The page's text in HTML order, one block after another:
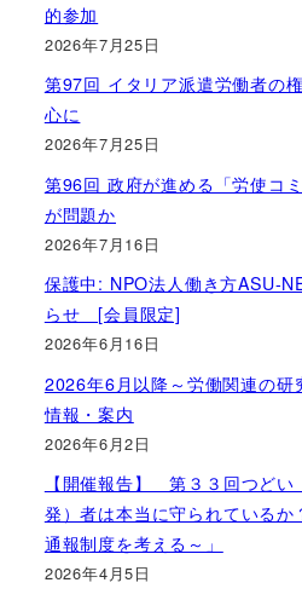
的参加
2026年7月25日
第97回 イタリア派遣労働者の
心に
2026年7月25日
第96回 政府が進める「労使コ
が問題か
2026年7月16日
保護中: NPO法人働き方ASU-
らせ [会員限定]
2026年6月16日
2026年6月以降～労働関連の研
情報・案内
2026年6月2日
【開催報告】 第３３回つど
発）者は本当に守られている
通報制度を考える～」
2026年4月5日